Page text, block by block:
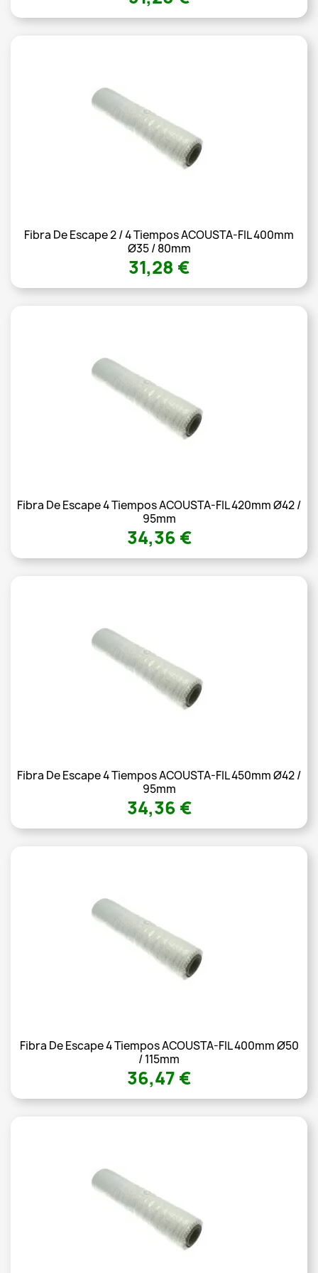
Fibra De Escape 2 / 4 Tiempos ACOUSTA-FIL 400mm
Ø35 / 80mm
31,28 €
Fibra De Escape 4 Tiempos ACOUSTA-FIL 420mm Ø42 /
95mm
34,36 €
Fibra De Escape 4 Tiempos ACOUSTA-FIL 450mm Ø42 /
95mm
34,36 €
Fibra De Escape 4 Tiempos ACOUSTA-FIL 400mm Ø50
/ 115mm
36,47 €